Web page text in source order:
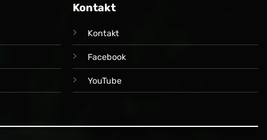
Kontakt
Kontakt
Facebook
YouTube